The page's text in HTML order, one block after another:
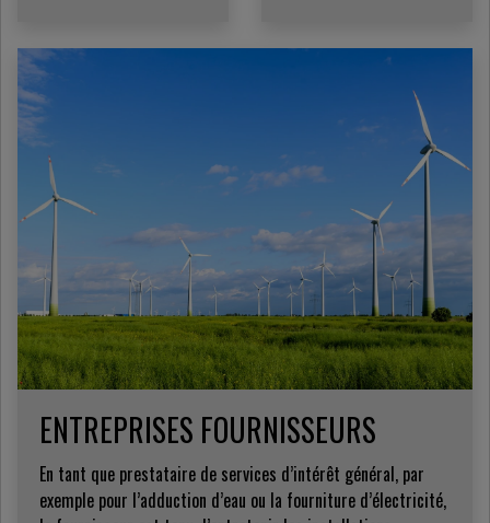
ENTREPRISES FOURNISSEURS
En tant que prestataire de services d’intérêt général, par
exemple pour l’adduction d’eau ou la fourniture d’électricité,